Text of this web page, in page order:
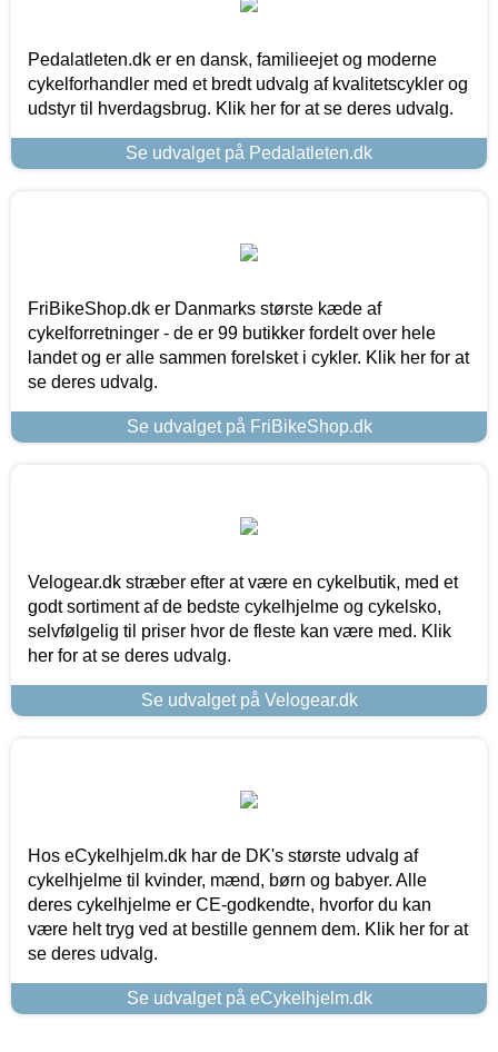
Pedalatleten.dk er en dansk, familieejet og moderne
cykelforhandler med et bredt udvalg af kvalitetscykler og
udstyr til hverdagsbrug. Klik her for at se deres udvalg.
Se udvalget på Pedalatleten.dk
FriBikeShop.dk er Danmarks største kæde af
cykelforretninger - de er 99 butikker fordelt over hele
landet og er alle sammen forelsket i cykler. Klik her for at
se deres udvalg.
Se udvalget på FriBikeShop.dk
Velogear.dk stræber efter at være en cykelbutik, med et
godt sortiment af de bedste cykelhjelme og cykelsko,
selvfølgelig til priser hvor de fleste kan være med. Klik
her for at se deres udvalg.
Se udvalget på Velogear.dk
Hos eCykelhjelm.dk har de DK's største udvalg af
cykelhjelme til kvinder, mænd, børn og babyer. Alle
deres cykelhjelme er CE-godkendte, hvorfor du kan
være helt tryg ved at bestille gennem dem. Klik her for at
se deres udvalg.
Se udvalget på eCykelhjelm.dk